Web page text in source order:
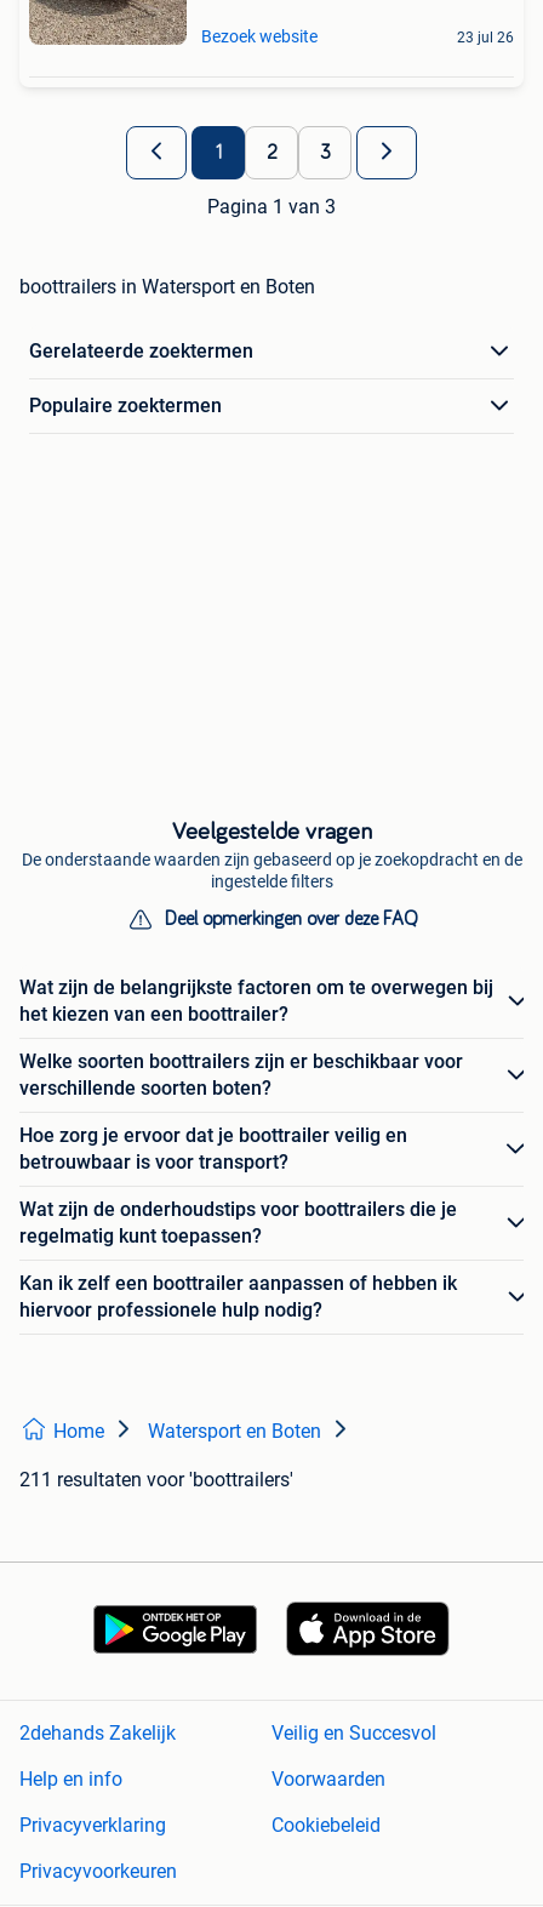
Bezoek website 23 jul 26
1 2 3
Pagina 1 van 3
boottrailers in Watersport en Boten
Gerelateerde zoektermen
Populaire zoektermen
Veelgestelde vragen
De onderstaande waarden zijn gebaseerd op je zoekopdracht en de
ingestelde filters
Deel opmerkingen over deze FAQ
Wat zijn de belangrijkste factoren om te overwegen bij
het kiezen van een boottrailer?
Welke soorten boottrailers zijn er beschikbaar voor
verschillende soorten boten?
Hoe zorg je ervoor dat je boottrailer veilig en
betrouwbaar is voor transport?
Wat zijn de onderhoudstips voor boottrailers die je
regelmatig kunt toepassen?
Kan ik zelf een boottrailer aanpassen of hebben ik
hiervoor professionele hulp nodig?
Home Watersport en Boten
211 resultaten voor 'boottrailers'
2dehands Zakelijk
Veilig en Succesvol
Help en info
Voorwaarden
Privacyverklaring
Cookiebeleid
Privacyvoorkeuren